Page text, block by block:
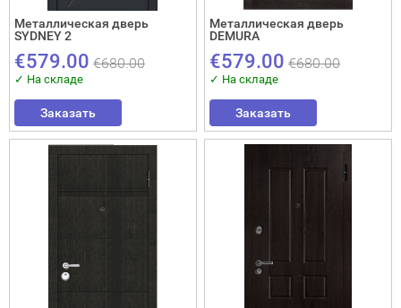
Металлическая дверь
SYDNEY 2
€579.00 €680.00
✓ На складе
Заказать
Металлическая дверь
DEMURA
€579.00 €680.00
✓ На складе
Заказать